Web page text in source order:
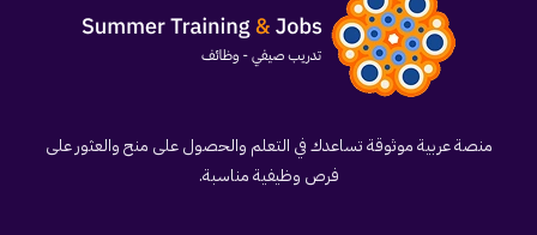
منصة عربية موثوقة تساعدك في التعلم والحصول على منح والعثور على
فرص وظيفية مناسبة.